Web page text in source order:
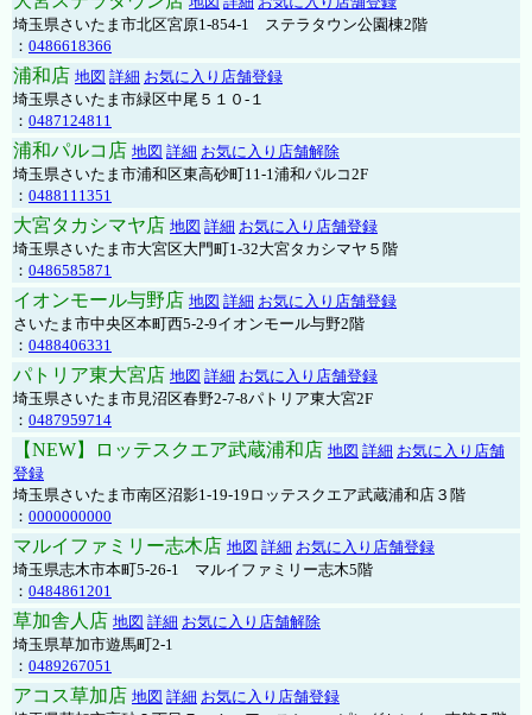
埼玉県さいたま市北区宮原1-854-1 ステラタウン公園棟2階
： 0486618366
浦和店 地図 詳細 お気に入り店舗登録
埼玉県さいたま市緑区中尾５１０-１
： 0487124811
浦和パルコ店 地図 詳細 お気に入り店舗解除
埼玉県さいたま市浦和区東高砂町11-1浦和パルコ2F
： 0488111351
大宮タカシマヤ店 地図 詳細 お気に入り店舗登録
埼玉県さいたま市大宮区大門町1-32大宮タカシマヤ５階
： 0486585871
イオンモール与野店 地図 詳細 お気に入り店舗登録
さいたま市中央区本町西5-2-9イオンモール与野2階
： 0488406331
パトリア東大宮店 地図 詳細 お気に入り店舗登録
埼玉県さいたま市見沼区春野2-7-8パトリア東大宮2F
： 0487959714
【NEW】ロッテスクエア武蔵浦和店 地図 詳細 お気に入り店舗
登録
埼玉県さいたま市南区沼影1-19-19ロッテスクエア武蔵浦和店３階
： 0000000000
マルイファミリー志木店 地図 詳細 お気に入り店舗登録
埼玉県志木市本町5-26-1 マルイファミリー志木5階
： 0484861201
草加舎人店 地図 詳細 お気に入り店舗解除
埼玉県草加市遊馬町2-1
： 0489267051
アコス草加店 地図 詳細 お気に入り店舗登録